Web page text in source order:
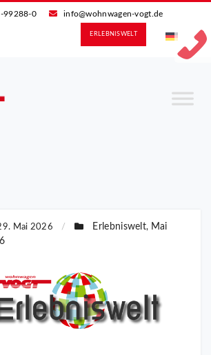
99288-0 info@wohnwagen-vogt.de
ERLEBNIS­WELT
Mai 2026 / Erlebniswelt, Mai